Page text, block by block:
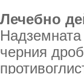
Лечебно
черния